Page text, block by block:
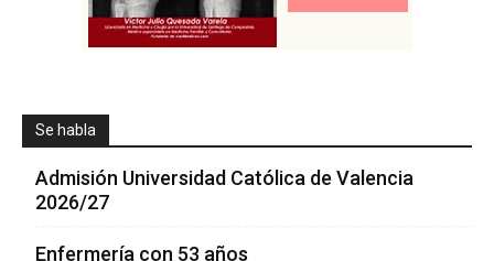
Se habla
Admisión Universidad Católica de Valencia
2026/27
Enfermería con 53 años